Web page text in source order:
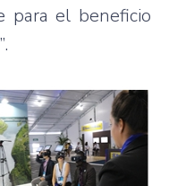
para el beneficio